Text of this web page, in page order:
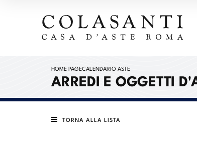
HOME PAGECALENDARIO ASTE
ARREDI E OGGETTI
TORNA ALLA LISTA